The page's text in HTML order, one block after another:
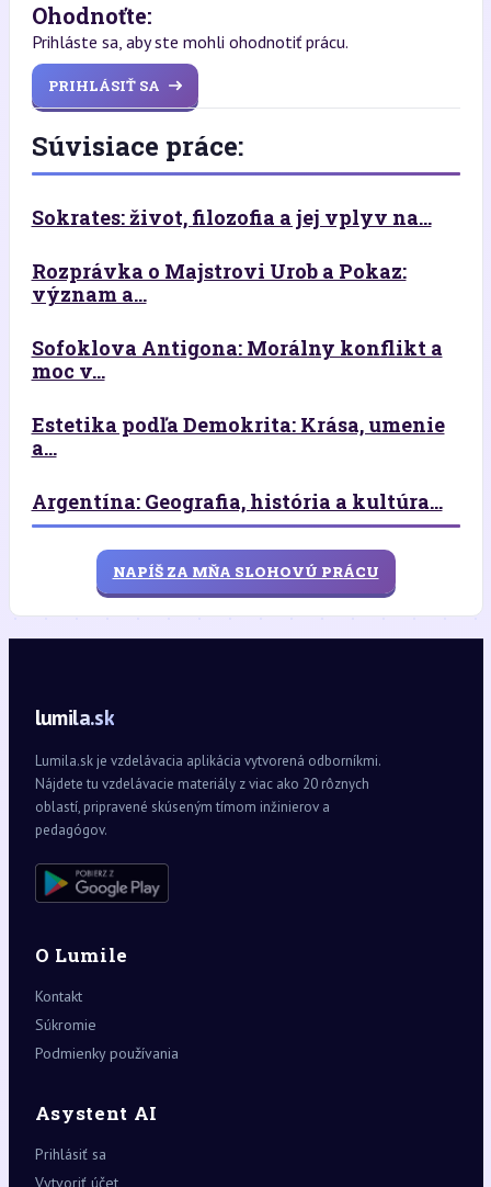
Ohodnoťte:
Prihláste sa, aby ste mohli ohodnotiť prácu.
PRIHLÁSIŤ SA
Súvisiace práce:
Sokrates: život, filozofia a jej vplyv na...
Rozprávka o Majstrovi Urob a Pokaz:
význam a...
Sofoklova Antigona: Morálny konflikt a
moc v...
Estetika podľa Demokrita: Krása, umenie
a...
Argentína: Geografia, história a kultúra...
NAPÍŠ ZA MŇA SLOHOVÚ PRÁCU
lumila.sk
Lumila.sk je vzdelávacia aplikácia vytvorená odborníkmi.
Nájdete tu vzdelávacie materiály z viac ako 20 rôznych
oblastí, pripravené skúseným tímom inžinierov a
pedagógov.
O Lumile
Kontakt
Súkromie
Podmienky používania
Asystent AI
Prihlásiť sa
Vytvoriť účet